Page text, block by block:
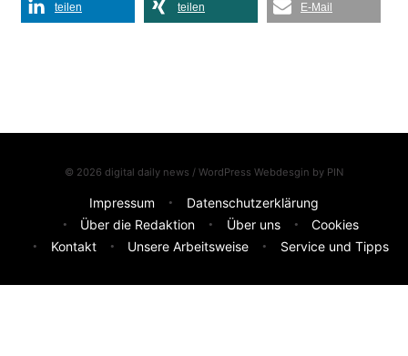
teilen teilen E-Mail
© 2026 digital daily news / WordPress Webdesgin by PIN
Impressum
Datenschutzerklärung
Über die Redaktion
Über uns
Cookies
Kontakt
Unsere Arbeitsweise Service und Tipps